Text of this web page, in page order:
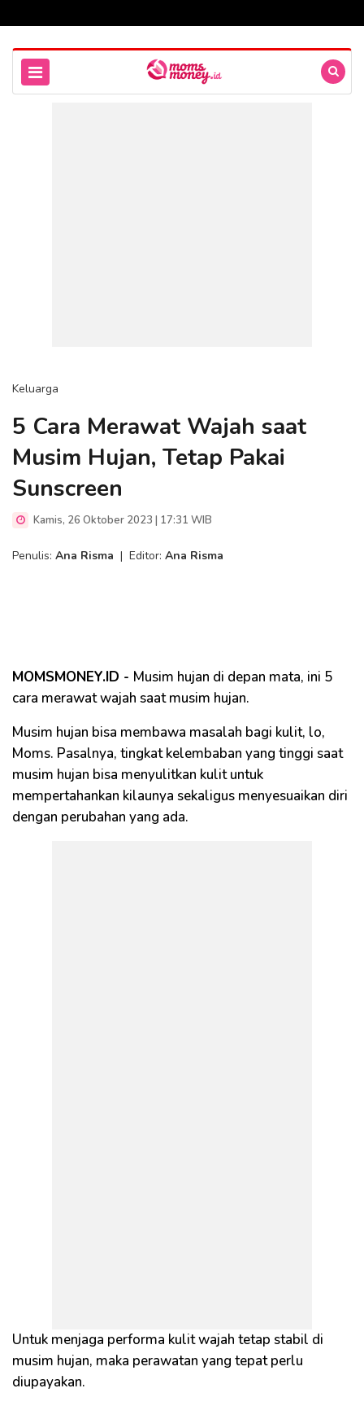
Keluarga
5 Cara Merawat Wajah saat
Musim Hujan, Tetap Pakai
Sunscreen
Kamis, 26 Oktober 2023 | 17:31 WIB
Penulis: Ana Risma | Editor: Ana Risma
MOMSMONEY.ID - Musim hujan di depan mata, ini 5
cara merawat wajah saat musim hujan.
Musim hujan bisa membawa masalah bagi kulit, lo,
Moms. Pasalnya, tingkat kelembaban yang tinggi saat
musim hujan bisa menyulitkan kulit untuk
mempertahankan kilaunya sekaligus menyesuaikan diri
dengan perubahan yang ada.
Untuk menjaga performa kulit wajah tetap stabil di
musim hujan, maka perawatan yang tepat perlu
diupayakan.